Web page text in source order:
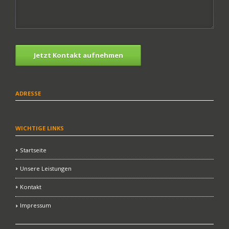
Jetzt Kontakt aufnehmen
ADRESSE
WICHTIGE LINKS
Startseite
Unsere Leistungen
Kontakt
Impressum